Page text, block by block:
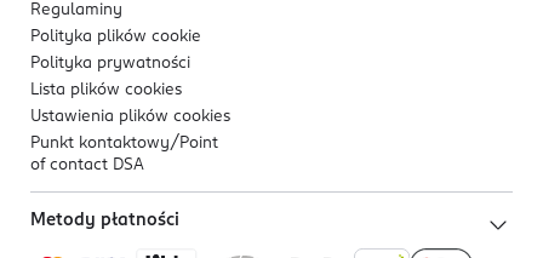
Regulaminy
Polityka plików cookie
Polityka prywatności
Lista plików cookies
Ustawienia plików cookies
Punkt kontaktowy/ Point
of contact DSA
Metody płatności